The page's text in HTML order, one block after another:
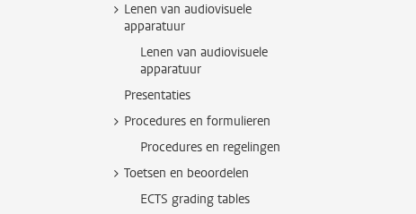
Lenen van audiovisuele
apparatuur
Lenen van audiovisuele
apparatuur
Presentaties
Procedures en formulieren
Procedures en regelingen
Toetsen en beoordelen
ECTS grading tables